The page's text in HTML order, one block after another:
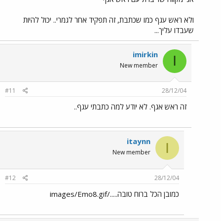
ולא ראש עגף כמו שכתבת, זה תפקיד אחר לגמרי.. יכול להיות
שעבדו עליך...
I
imirkin
New member
28/12/04
#11
זה ראש אגף. לא יודע למה כתבתי עגף..
I
itaynn
New member
28/12/04
#12
כמובן הכל ברוח טובה...../images/Emo8.gif